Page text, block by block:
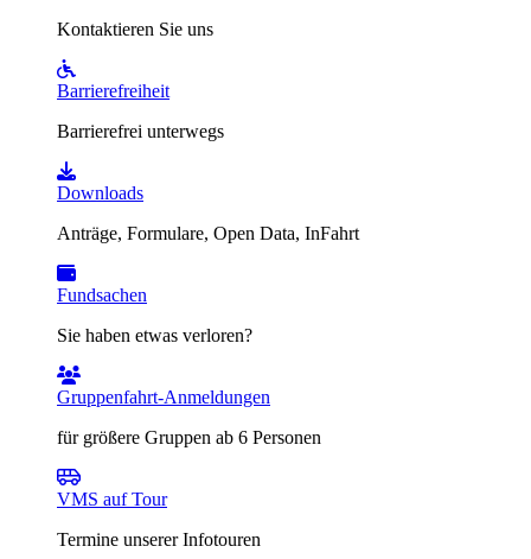
Kontaktieren Sie uns
Barrierefreiheit
Barrierefrei unterwegs
Downloads
Anträge, Formulare, Open Data, InFahrt
Fundsachen
Sie haben etwas verloren?
Gruppenfahrt-Anmeldungen
für größere Gruppen ab 6 Personen
VMS auf Tour
Termine unserer Infotouren